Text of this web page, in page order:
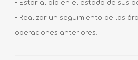
• Estar al día en el estado de sus
• Realizar un seguimiento de las
operaciones anteriores.